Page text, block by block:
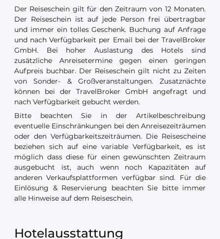
Der Reiseschein gilt für den Zeitraum von 12 Monaten.
Der Reiseschein ist auf jede Person frei übertragbar
und immer ein tolles Geschenk. Buchung auf Anfrage
und nach Verfügbarkeit per Email bei der TravelBroker
GmbH. Bei hoher Auslastung des Hotels sind
zusätzliche Anreisetermine gegen einen geringen
Aufpreis buchbar. Der Reiseschein gilt nicht zu Zeiten
von Sonder- & Großveranstaltungen. Zusatznächte
können bei der TravelBroker GmbH angefragt und
nach Verfügbarkeit gebucht werden.
Bitte beachten Sie in der Artikelbeschreibung
eventuelle Einschränkungen bei den Anreisezeiträumen
oder den Verfügbarkeitszeiträumen. Die Reisescheine
beziehen sich auf eine variable Verfügbarkeit, es ist
möglich dass diese für einen gewünschten Zeitraum
ausgebucht ist, auch wenn noch Kapazitäten auf
anderen Verkaufsplattformen verfügbar sind. Für die
Einlösung & Reservierung beachten Sie bitte immer
alle Hinweise auf dem Reiseschein.
Hotelausstattung